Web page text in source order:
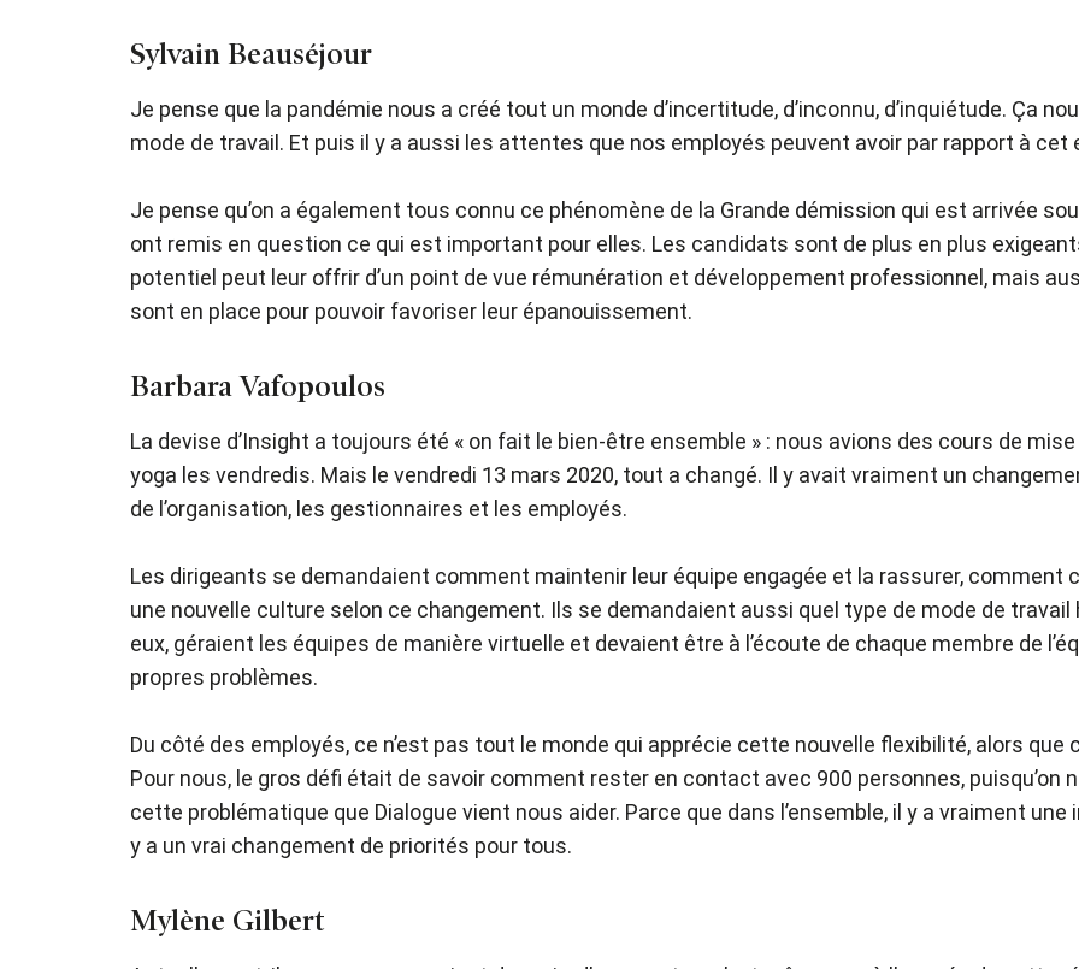
Sylvain Beauséjour
Je pense que la pandémie nous a créé tout un monde d’incertitude, d’inconnu, d’inquiétude. Ça
mode de travail. Et puis il y a aussi les attentes que nos employés peuvent avoir par rapport à cet
Je pense qu’on a également tous connu ce phénomène de la Grande démission qui est arrivée
ont remis en question ce qui est important pour elles. Les candidats sont de plus en plus
potentiel peut leur offrir d’un point de vue rémunération et développement professionnel, mais
sont en place pour pouvoir favoriser leur épanouissement.
Barbara Vafopoulos
La devise d’Insight a toujours été « on fait le bien-être ensemble » : nous avions des cours de
yoga les vendredis. Mais le vendredi 13 mars 2020, tout a changé. Il y avait vraiment un
de l’organisation, les gestionnaires et les employés.
Les dirigeants se demandaient comment maintenir leur équipe engagée et la rassurer, comment
une nouvelle culture selon ce changement. Ils se demandaient aussi quel type de mode de
eux, géraient les équipes de manière virtuelle et devaient être à l’écoute de chaque membre de
propres problèmes.
Du côté des employés, ce n’est pas tout le monde qui apprécie cette nouvelle flexibilité, alors
Pour nous, le gros défi était de savoir comment rester en contact avec 900 personnes, puisqu’on
cette problématique que Dialogue vient nous aider. Parce que dans l’ensemble, il y a vraiment
y a un vrai changement de priorités pour tous.
Mylène Gilbert